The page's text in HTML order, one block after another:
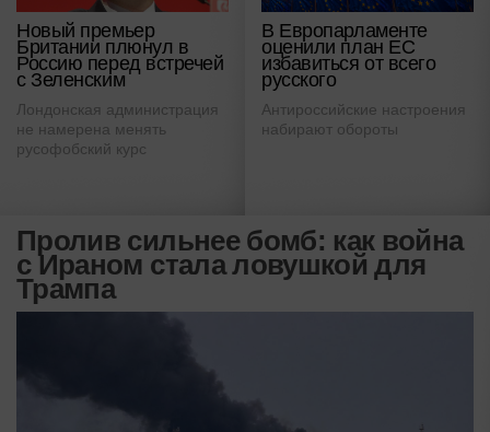
Новый премьер
Британии плюнул в
Россию перед встречей
с Зеленским
Лондонская администрация
не намерена менять
русофобский курс
В Европарламенте
оценили план ЕС
избавиться от всего
русского
Антироссийские настроения
набирают обороты
Пролив сильнее бомб: как война
с Ираном стала ловушкой для
Трампа